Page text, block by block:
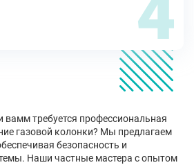
вамм требуется профессиональная
газовой колонки? Мы предлагаем
безопасность и
Наши частные мастера с опытом